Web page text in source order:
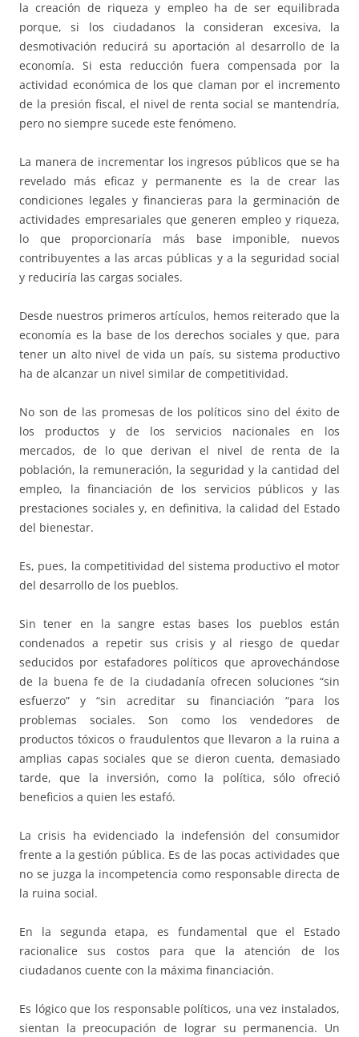
la creación de riqueza y empleo ha de ser equilibrada
porque, si los ciudadanos la consideran excesiva, la
desmotivación reducirá su aportación al desarrollo de la
economía. Si esta reducción fuera compensada por la
actividad económica de los que claman por el incremento
de la presión fiscal, el nivel de renta social se mantendría,
pero no siempre sucede este fenómeno.
La manera de incrementar los ingresos públicos que se ha
revelado más eficaz y permanente es la de crear las
condiciones legales y financieras para la germinación de
actividades empresariales que generen empleo y riqueza,
lo que proporcionaría más base imponible, nuevos
contribuyentes a las arcas públicas y a la seguridad social
y reduciría las cargas sociales.
Desde nuestros primeros artículos, hemos reiterado que la
economía es la base de los derechos sociales y que, para
tener un alto nivel de vida un país, su sistema productivo
ha de alcanzar un nivel similar de competitividad.
No son de las promesas de los políticos sino del éxito de
los productos y de los servicios nacionales en los
mercados, de lo que derivan el nivel de renta de la
población, la remuneración, la seguridad y la cantidad del
empleo, la financiación de los servicios públicos y las
prestaciones sociales y, en definitiva, la calidad del Estado
del bienestar.
Es, pues, la competitividad del sistema productivo el motor
del desarrollo de los pueblos.
Sin tener en la sangre estas bases los pueblos están
condenados a repetir sus crisis y al riesgo de quedar
seducidos por estafadores políticos que aprovechándose
de la buena fe de la ciudadanía ofrecen soluciones “sin
esfuerzo” y “sin acreditar su financiación “para los
problemas sociales. Son como los vendedores de
productos tóxicos o fraudulentos que llevaron a la ruina a
amplias capas sociales que se dieron cuenta, demasiado
tarde, que la inversión, como la política, sólo ofreció
beneficios a quien les estafó.
La crisis ha evidenciado la indefensión del consumidor
frente a la gestión pública. Es de las pocas actividades que
no se juzga la incompetencia como responsable directa de
la ruina social.
En la segunda etapa, es fundamental que el Estado
racionalice sus costos para que la atención de los
ciudadanos cuente con la máxima financiación.
Es lógico que los responsable políticos, una vez instalados,
sientan la preocupación de lograr su permanencia. Un